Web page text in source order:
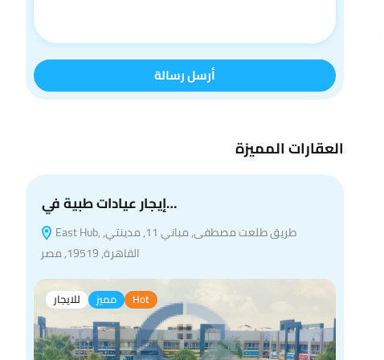
أرسل رسالة
العقارات المميزة
إيجار عيادات طبية في…
East Hub, طريق طلعت مصطفى, مباني 11, مدينتي,
القاهرة, 19519, مصر
للايجار مميز Hot